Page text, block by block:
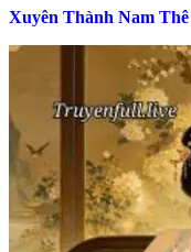
Xuyên Thành Nam